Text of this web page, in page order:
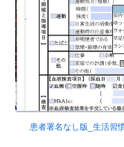
患者署名なし版_生活習